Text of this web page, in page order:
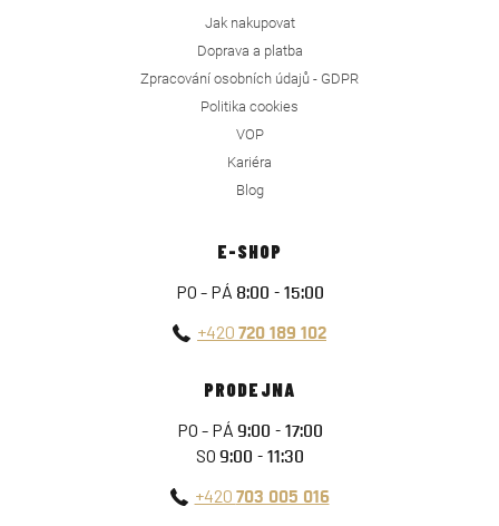
Jak nakupovat
Doprava a platba
Zpracování osobních údajů - GDPR
Politika cookies
VOP
Kariéra
Blog
E-SHOP
PO - PÁ 8:00 - 15:00
+420 720 189 102
PRODEJNA
PO - PÁ 9:00 - 17:00
SO 9:00 - 11:30
+420 703 005 016